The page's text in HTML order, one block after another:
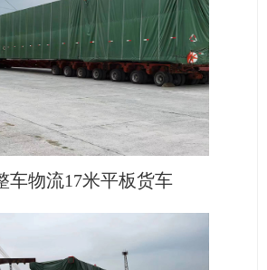
车物流17米平板货车